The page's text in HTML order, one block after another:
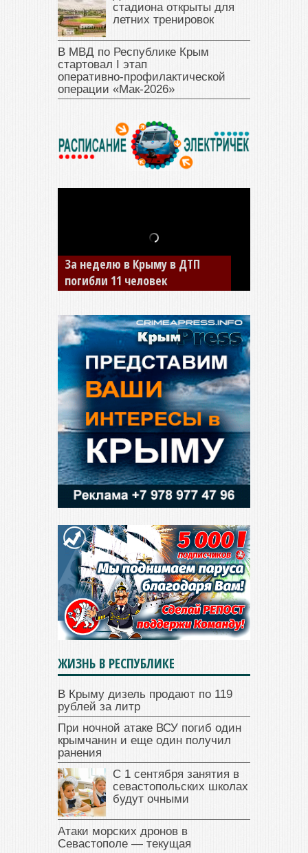
стадиона открыты для
летних тренировок
В МВД по Республике Крым
стартовал I этап
оперативно‑профилактической
операции «Мак‑2026»
В Джанкое водитель ВАЗа
сбил двух детей на «зебре»
ЖИЗНЬ В РЕСПУБЛИКЕ
В Крыму дизель продают по 119
рублей за литр
При ночной атаке ВСУ погиб один
крымчанин и еще один получил
ранения
С 1 сентября занятия в
севастопольских школах
будут очными
Атаки морских дронов в
Севастополе — текущая